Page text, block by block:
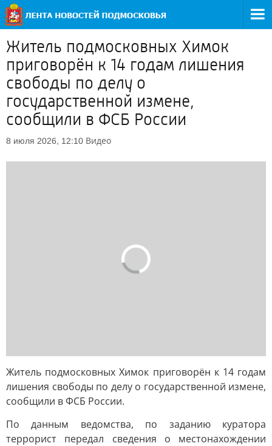
Житель подмосковных Химок
приговорён к 14 годам лишения
свободы по делу о
государственной измене,
сообщили в ФСБ России
8 июля 2026, 12:10 Видео
Житель подмосковных Химок приговорён к 14 годам
лишения свободы по делу о государственной измене,
сообщили в ФСБ России.
По данным ведомства, по заданию куратора
террорист передал сведения о местонахождении